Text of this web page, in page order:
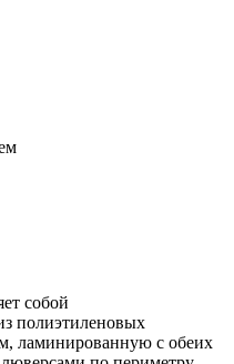
собой
полиэтиленовых
ламинированную с обеих